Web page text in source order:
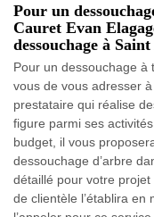
Pour un
Cauret Evan
dessouchage à
Pour un dessouchage à
vous de vous adresser
prestataire qui réalise
figure parmi ses
budget, il vous
dessouchage d’arbre
détaillé pour votre
de clientèle l’établira en